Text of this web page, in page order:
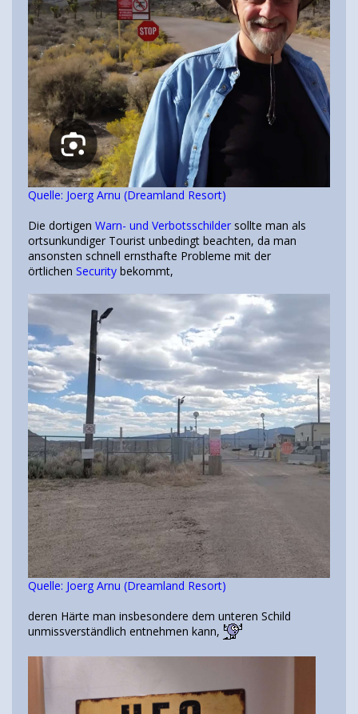
Quelle: Joerg Arnu (Dreamland Resort)
Die dortigen Warn- und Verbotsschilder sollte man als
ortsunkundiger Tourist unbedingt beachten, da man
ansonsten schnell ernsthafte Probleme mit der
örtlichen Security bekommt,
Quelle: Joerg Arnu (Dreamland Resort)
deren Härte man insbesondere dem unteren Schild
unmissverständlich entnehmen kann,